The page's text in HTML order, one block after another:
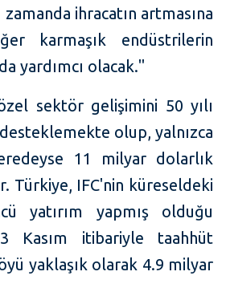
zamanda ihracatın artmasına
karmaşık endüstrilerin
yardımcı olacak."
sektör gelişimini 50 yılı
olup, yalnızca
11 milyar dolarlık
Türkiye, IFC'nin küreseldeki
yatırım yapmış olduğu
Kasım itibariyle taahhüt
yaklaşık olarak 4.9 milyar